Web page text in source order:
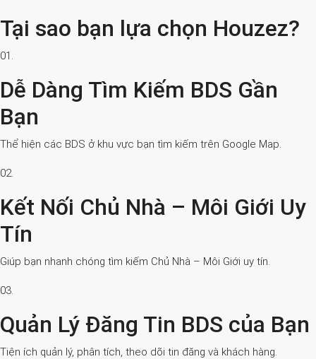
Tại sao bạn lựa chọn Houzez?
01.
Dễ Dàng Tìm Kiếm BDS Gần
Bạn
Thể hiện các BDS ở khu vực bạn tìm kiếm trên Google Map.
02.
Kết Nối Chủ Nhà – Môi Giới Uy
Tín
Giúp bạn nhanh chóng tìm kiếm Chủ Nhà – Môi Giới uy tín.
03.
Quản Lý Đăng Tin BDS của Bạn
Tiện ích quản lý, phân tích, theo dõi tin đăng và khách hàng.